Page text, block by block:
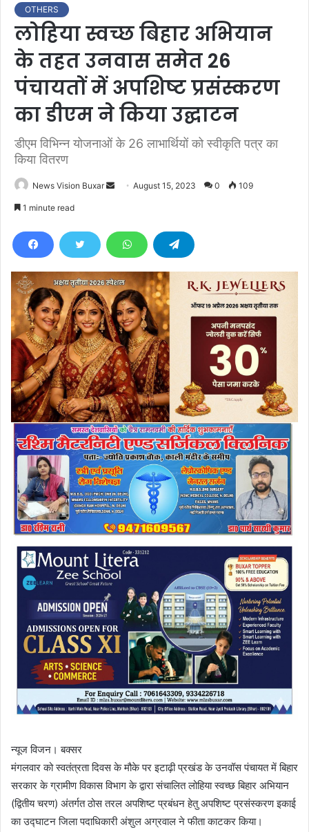
OTHERS
लोहिया स्वच्छ बिहार अभियान
के तहत उनवास समेत 26
पंचायतों में अपशिष्ट प्रसंस्करण
का डीएम ने किया उद्घाटन
डीएम विभिन्न योजनाओं के 26 लाभार्थियों को स्वीकृति पत्र का
किया वितरण
News Vision Buxar
d
e
m
a
i
l
August 15, 2023 0 109
1 minute read
न्यूज विजन। बक्सर
मंगलवार को स्वतंत्रता दिवस के मौके पर इटाढ़ी प्रखंड के उनवॉस पंचायत में बिहार
सरकार के ग्रामीण विकास विभाग के द्वारा संचालित लोहिया स्वच्छ बिहार अभियान
(द्वितीय चरण) अंतर्गत ठोस तरल अपशिष्ट प्रबंधन हेतु अपशिष्ट प्रसंस्करण इकाई
का उद्घाटन जिला पदाधिकारी अंशुल अग्रवाल ने फीता काटकर किया।